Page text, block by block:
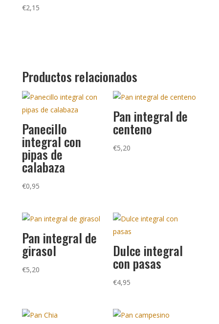
€2,15
Productos relacionados
Panecillo
integral con
pipas de
calabaza
€0,95
Pan integral de
centeno
€5,20
Pan integral de
girasol
€5,20
Dulce integral
con pasas
€4,95